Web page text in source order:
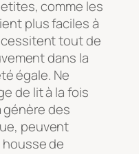
comme les
plus faciles à
tout de
dans la
égale. Ne
de lit à la fois
génère des
peuvent
de